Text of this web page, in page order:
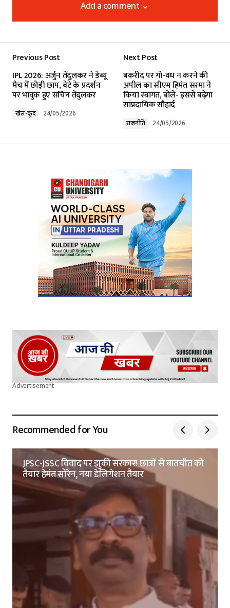
Add a comment
Add a comment
Required fields are marked*
Your E-mail*
Submit Comment
Previous Post
IPL 2026: अर्जुन तेंदुलकर ने डेब्यू
मैच में छोड़ी छाप, बेटे के प्रदर्शन
पर भावुक हुए सचिन तेंदुलकर
खेल-कूद 24/05/2026
Next Post
बकरीद पर गो-वध न करने की
अपील का सीएम हिमंत सरमा ने
किया स्वागत, बोले- इससे बढ़ेगा
सांप्रदायिक सौहार्द
राजनीति 24/05/2026
Advertisement
Recommended for You
JPSC-JSSC विवाद पर झुकी सरकार! छात्रों से बातचीत को
तैयार हेमंत सोरेन, नया डेलिगेशन तैयार